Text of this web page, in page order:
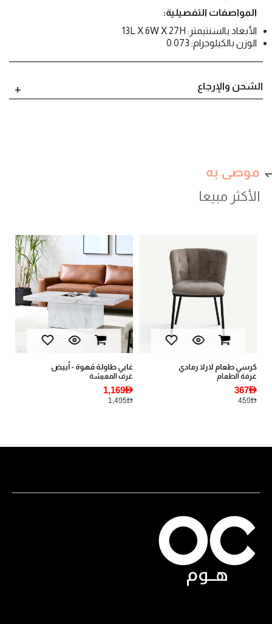
المواصفات التفصيلية:
الأبعاد بالسنتيمتر: 13L X 6W X 27H
الوزن بالكيلوجرام: 0.073
الشحن والإرجاع
موصى به
كرسي طعام لارلا رمادي
غرفة الطعام
367AED
459AED
غابي طاولة قهوة - أبيض
غرف المعيشة
1,169AED
1,495AED
الأكثر مبيعا